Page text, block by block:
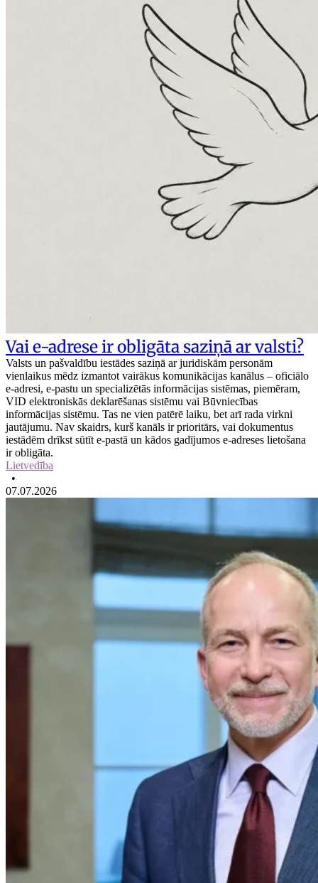
Vai e-adrese ir obligāta saziņā ar valsti?
Valsts un pašvaldību iestādes saziņā ar juridiskām personām
vienlaikus mēdz izmantot vairākus komunikācijas kanālus – oficiālo
e-adresi, e-pastu un specializētās informācijas sistēmas, piemēram,
VID elektroniskās deklarēšanas sistēmu vai Būvniecības
informācijas sistēmu. Tas ne vien patērē laiku, bet arī rada virkni
jautājumu. Nav skaidrs, kurš kanāls ir prioritārs, vai dokumentus
iestādēm drīkst sūtīt e-pastā un kādos gadījumos e-adreses lietošana
ir obligāta.
Lietvedība
•
07.07.2026